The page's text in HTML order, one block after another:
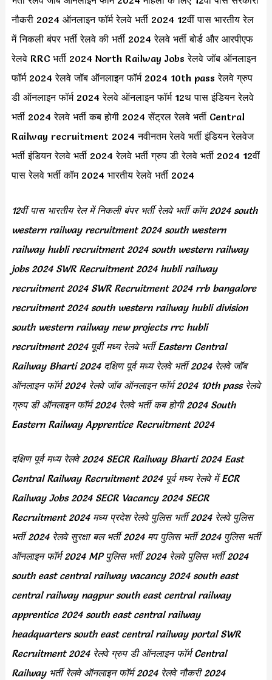
नौकरी 2024 ऑनलाइन फॉर्म रेलवे भर्ती 2024 12वीं पास भारतीय रेल
में निकली बंपर भर्ती रेलवे की भर्ती 2024 रेलवे भर्ती बोर्ड और आरपीएफ
रेलवे RRC भर्ती 2024 North Railway Jobs रेलवे जॉब ऑनलाइन
फॉर्म 2024 रेलवे जॉब ऑनलाइन फॉर्म 2024 10th pass रेलवे ग्रुप
डी ऑनलाइन फॉर्म 2024 रेलवे ऑनलाइन फॉर्म 12थ पास इंडियन रेलवे
भर्ती 2024 रेलवे भर्ती कब होगी 2024 सेंट्रल रेलवे भर्ती Central
Railway recruitment 2024 नवीनतम रेलवे भर्ती इंडियन रेलवेज
भर्ती इंडियन रेलवे भर्ती 2024 रेलवे भर्ती ग्रुप डी रेलवे भर्ती 2024 12वीं
पास रेलवे भर्ती कॉम 2024 भारतीय रेलवे भर्ती 2024
12वीं पास भारतीय रेल में निकली बंपर भर्ती रेलवे भर्ती कॉम 2024 south
western railway recruitment 2024 south western
railway hubli recruitment 2024 south western railway
jobs 2024 SWR Recruitment 2024 hubli railway
recruitment 2024 SWR Recruitment 2024 rrb bangalore
recruitment 2024 south western railway hubli division
south western railway new projects rrc hubli
recruitment 2024 पूर्वी मध्य रेलवे भर्ती Eastern Central
Railway Bharti 2024 दक्षिण पूर्व मध्य रेलवे भर्ती 2024 रेलवे जॉब
ऑनलाइन फॉर्म 2024 रेलवे जॉब ऑनलाइन फॉर्म 2024 10th pass रेलवे
ग्रुप डी ऑनलाइन फॉर्म 2024 रेलवे भर्ती कब होगी 2024 South
Eastern Railway Apprentice Recruitment 2024
दक्षिण पूर्व मध्य रेलवे 2024 SECR Railway Bharti 2024 East
Central Railway Recruitment 2024 पूर्व मध्य रेलवे में ECR
Railway Jobs 2024 SECR Vacancy 2024 SECR
Recruitment 2024 मध्य प्रदेश रेलवे पुलिस भर्ती 2024 रेलवे पुलिस
भर्ती 2024 रेलवे सुरक्षा बल भर्ती 2024 मप पुलिस भर्ती 2024 पुलिस भर्ती
ऑनलाइन फॉर्म 2024 MP पुलिस भर्ती 2024 रेलवे पुलिस भर्ती 2024
south east central railway vacancy 2024 south east
central railway nagpur south east central railway
apprentice 2024 south east central railway
headquarters south east central railway portal SWR
Recruitment 2024 रेलवे ग्रुप डी ऑनलाइन फॉर्म Central
Railway भर्ती रेलवे ऑनलाइन फॉर्म 2024 रेलवे नौकरी 2024